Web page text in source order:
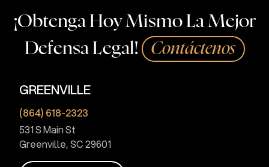
¡Obtenga Hoy Mismo La Mejor
Defensa Legal!
Contáctenos
GREENVILLE
(864) 618-2323
531 S Main St
Greenville, SC 29601